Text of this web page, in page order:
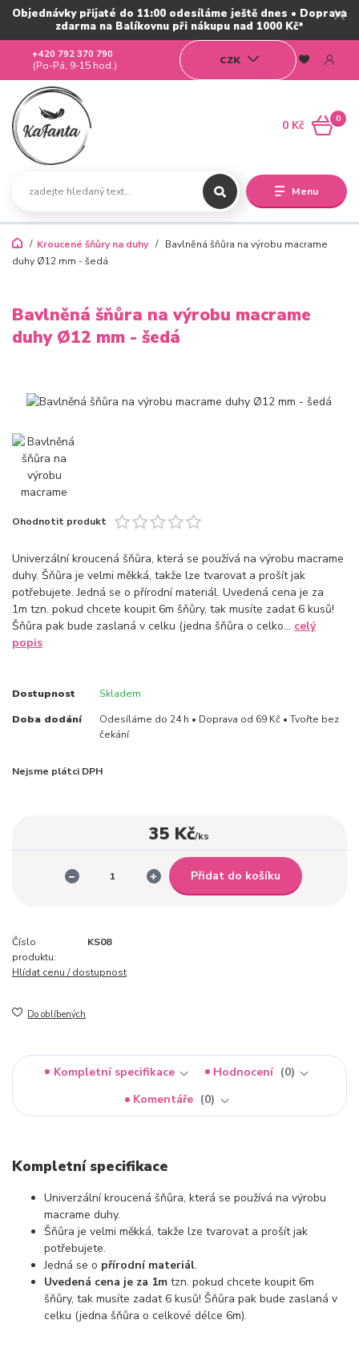
Objednávky přijaté do 11:00 odesíláme ještě dnes • Doprava
zdarma na Balíkovnu při nákupu nad 1000 Kč*
Menu
CZK
+420 792 370 790
(Po-Pá, 9-15 hod.)
0
0 Kč
Kroucené šňůry na duhy
Bavlněná šňůra na výrobu macrame
duhy Ø12 mm - šedá
Bavlněná šňůra na výrobu macrame
duhy Ø12 mm - šedá
Ohodnotit produkt
Univerzální kroucená šňůra, která se používá na výrobu macrame
duhy. Šňůra je velmi měkká, takže lze tvarovat a prošít jak
potřebujete. Jedná se o přírodní materiál. Uvedená cena je za
1m tzn. pokud chcete koupit 6m šňůry, tak musíte zadat 6 kusů!
Šňůra pak bude zaslaná v celku (jedna šňůra o celko... celý
popis
Dostupnost Skladem
Doba dodání
Odesíláme do 24 h • Doprava od 69 Kč • Tvořte bez
čekání
Nejsme plátci DPH
35 Kč/ks
Přidat do košíku
Číslo
produktu:
KS08
Hlídat cenu / dostupnost
Do oblíbených
Kompletní specifikace Hodnocení
0
Komentáře
0
Kompletní specifikace
Univerzální kroucená šňůra, která se používá na výrobu
macrame duhy.
Šňůra je velmi měkká, takže lze tvarovat a prošít jak
potřebujete.
Jedná se o přírodní materiál.
Uvedená cena je za 1m tzn. pokud chcete koupit 6m
šňůry, tak musíte zadat 6 kusů! Šňůra pak bude zaslaná v
celku (jedna šňůra o celkové délce 6m).